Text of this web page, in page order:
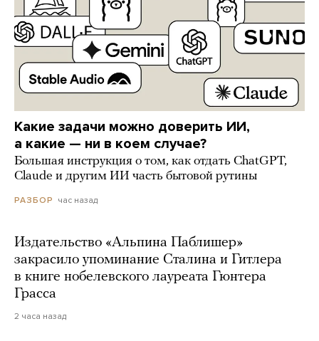
Какие задачи можно доверить ИИ,
а какие — ни в коем случае?
Большая инструкция о том, как отдать ChatGPT,
Claude и другим ИИ часть бытовой рутины
РАЗБОР час назад
Издательство «Альпина Паблишер»
закрасило упоминание Сталина и Гитлера
в книге нобелевского лауреата Гюнтера
Грасса
2 часа назад